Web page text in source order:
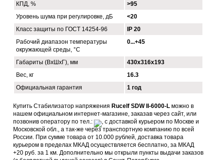
КПД, %
>95
Уровень шума при регулировке, дБ
<20
Класс защиты по ГОСТ 14254-96
IP 20
Рабочий диапазон температуры
окружающей среды, °С
0...+45
Габариты (ВхШхГ), мм
430x316x193
Вес, кг
16.3
Официальная гарантия
1 год
Купить Стабилизатор напряжения Rucelf SDW II-6000-Lможно в
нашем официальном интернет-магазине, заказав через сайт, или
позвонив оператору по тел.:
, с доставкой курьером по Москве и
Московской обл., а так-же через транспортную компанию по всей
России. При сумме товара от 10.000 рублей, доставка товара
курьером в пределах МКАД осуществляется бесплатно, за МКАД
+20 руб. за 1 км. Дополнительно мы открыли пункты выдачи заказов